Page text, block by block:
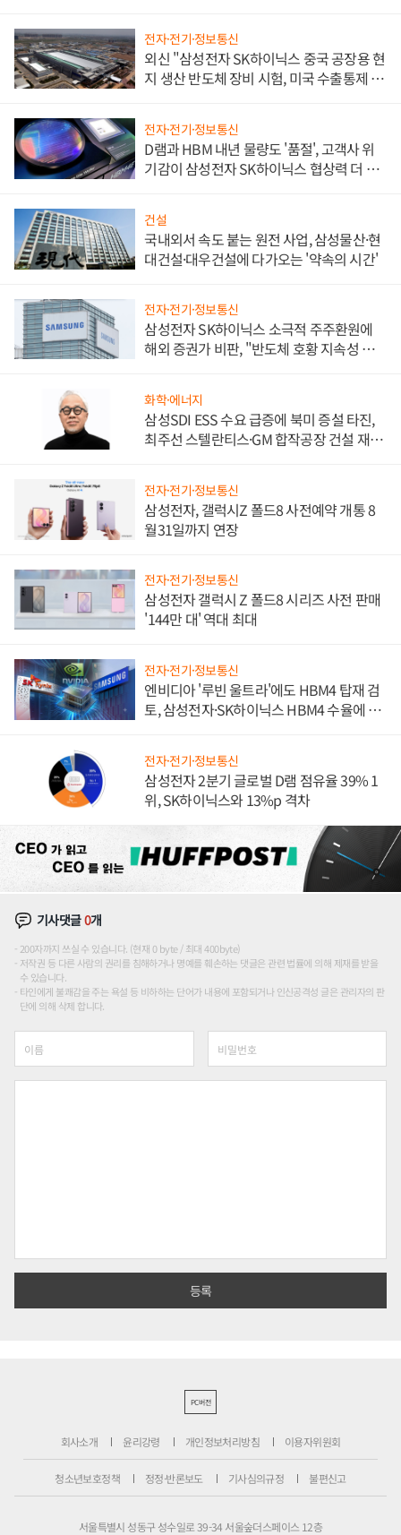
전자·전기·정보통신
외신 "삼성전자 SK하이닉스 중국 공장용 현
지 생산 반도체 장비 시험, 미국 수출통제 대
전자·전기·정보통신
D램과 HBM 내년 물량도 '품절', 고객사 위
기감이 삼성전자 SK하이닉스 협상력 더 키
건설
국내외서 속도 붙는 원전 사업, 삼성물산·현
대건설·대우건설에 다가오는 '약속의 시간'
전자·전기·정보통신
삼성전자 SK하이닉스 소극적 주주환원에
해외 증권가 비판, "반도체 호황 지속성 의
화학·에너지
삼성SDI ESS 수요 급증에 북미 증설 타진,
최주선 스텔란티스·GM 합작공장 건설 재추
전자·전기·정보통신
삼성전자, 갤럭시Z 폴드8 사전예약 개통 8
월31일까지 연장
전자·전기·정보통신
삼성전자 갤럭시 Z 폴드8 시리즈 사전 판매
'144만 대' 역대 최대
전자·전기·정보통신
엔비디아 '루빈 울트라'에도 HBM4 탑재 검
토, 삼성전자·SK하이닉스 HBM4 수율에 주
전자·전기·정보통신
삼성전자 2분기 글로벌 D램 점유율 39% 1
위, SK하이닉스와 13%p 격차
기사댓글0개
200자까지 쓰실 수 있습니다. (현재 0 byte / 최대 400byte)
저작권 등 다른 사람의 권리를 침해하거나 명예를 훼손하는 댓글은 관련 법률에 의해 제재를 받을
수 있습니다.
타인에게 불쾌감을 주는 욕설 등 비하하는 단어가 내용에 포함되거나 인신공격성 글은 관리자의 판
단에 의해 삭제 합니다.
PC버전
회사소개 윤리강령 개인정보처리방침 이용자위원회
청소년보호정책 정정·반론보도 기사심의규정 불편신고
서울특별시 성동구 성수일로 39-34 서울숲더스페이스 12층